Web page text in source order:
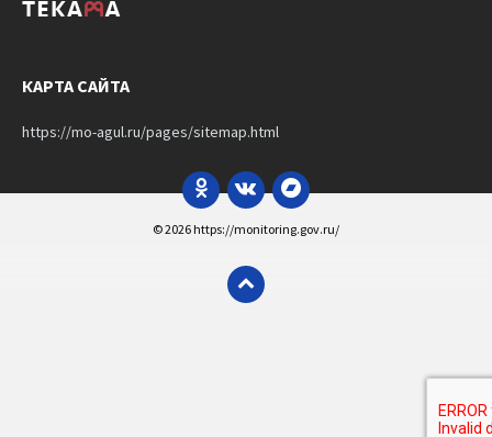
КАРТА САЙТА
https://mo-agul.ru/pages/sitemap.html
Odnoklassniki
VK Bandcamp
© 2026 https://monitoring.gov.ru/